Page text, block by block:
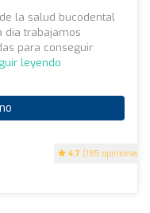
4.7 (185 opiniones)
la salud bucodental
día trabajamos
para conseguir
leyendo